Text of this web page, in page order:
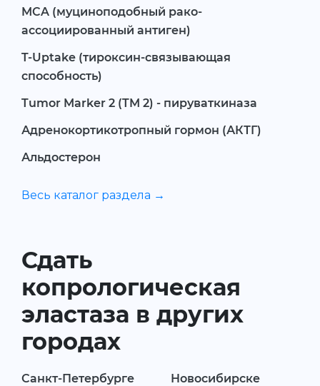
MCA (муциноподобный рако-
ассоциированный антиген)
T-Uptake (тироксин-связывающая
способность)
Tumor Marker 2 (TM 2) - пируваткиназа
Адренокортикотропный гормон (АКТГ)
Альдостерон
Весь каталог раздела →
Сдать
копрологическая
эластаза в других
городах
Санкт-Петербурге
Новосибирске